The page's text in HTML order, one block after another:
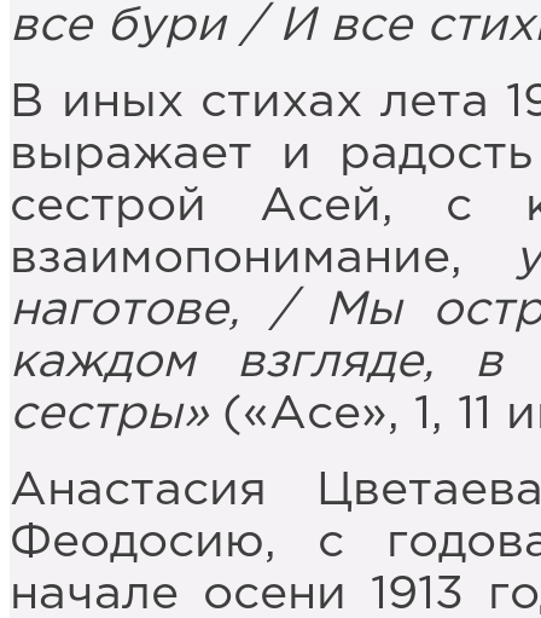
все бури / И все
В иных стихах лета
выражает и
сестрой Асей, с
взаимопонимание,
наготове, / Мы
каждом взгляде,
сестры»(«Асе», 1, 11
Анастасия
Феодосию, с
начале осени 1913